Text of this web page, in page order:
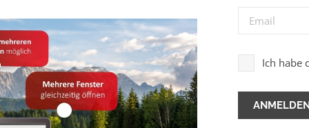
Ich habe